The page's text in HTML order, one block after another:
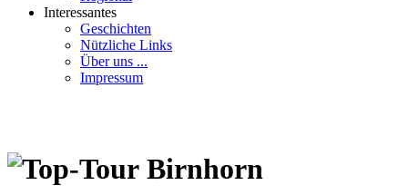
Interessantes
Geschichten
Nützliche Links
Über uns ...
Impressum
Birnhorn